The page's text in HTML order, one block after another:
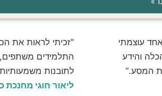
עוצמתי
והידע
המסע.”
"זכיתי לראות את
התלמידים משתפים,
לתובנות
ליאור חוגי מחנכת